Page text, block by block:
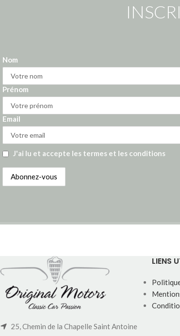
Nom
Prénom
Email
J'ai lu et accepte les termes et les conditions
25, Chemin de la Chapelle Saint Antoine
LIENS